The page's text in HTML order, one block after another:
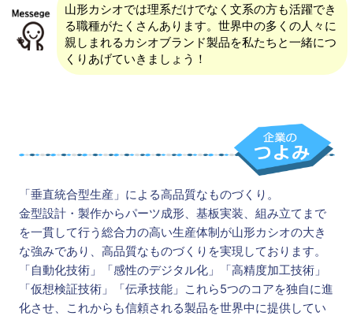
山形カシオでは理系だけでなく文系の方も活躍でき
る職種がたくさんあります。世界中の多くの人々に
親しまれるカシオブランド製品を私たちと一緒につ
くりあげていきましょう！
「垂直統合型生産」による高品質なものづくり。
金型設計・製作からパーツ成形、基板実装、組み立てまで
を一貫して行う総合力の高い生産体制が山形カシオの大き
な強みであり、高品質なものづくりを実現しております。
「自動化技術」「感性のデジタル化」「高精度加工技術」
「仮想検証技術」「伝承技能」これら5つのコアを独自に進
化させ、これからも信頼される製品を世界中に提供してい